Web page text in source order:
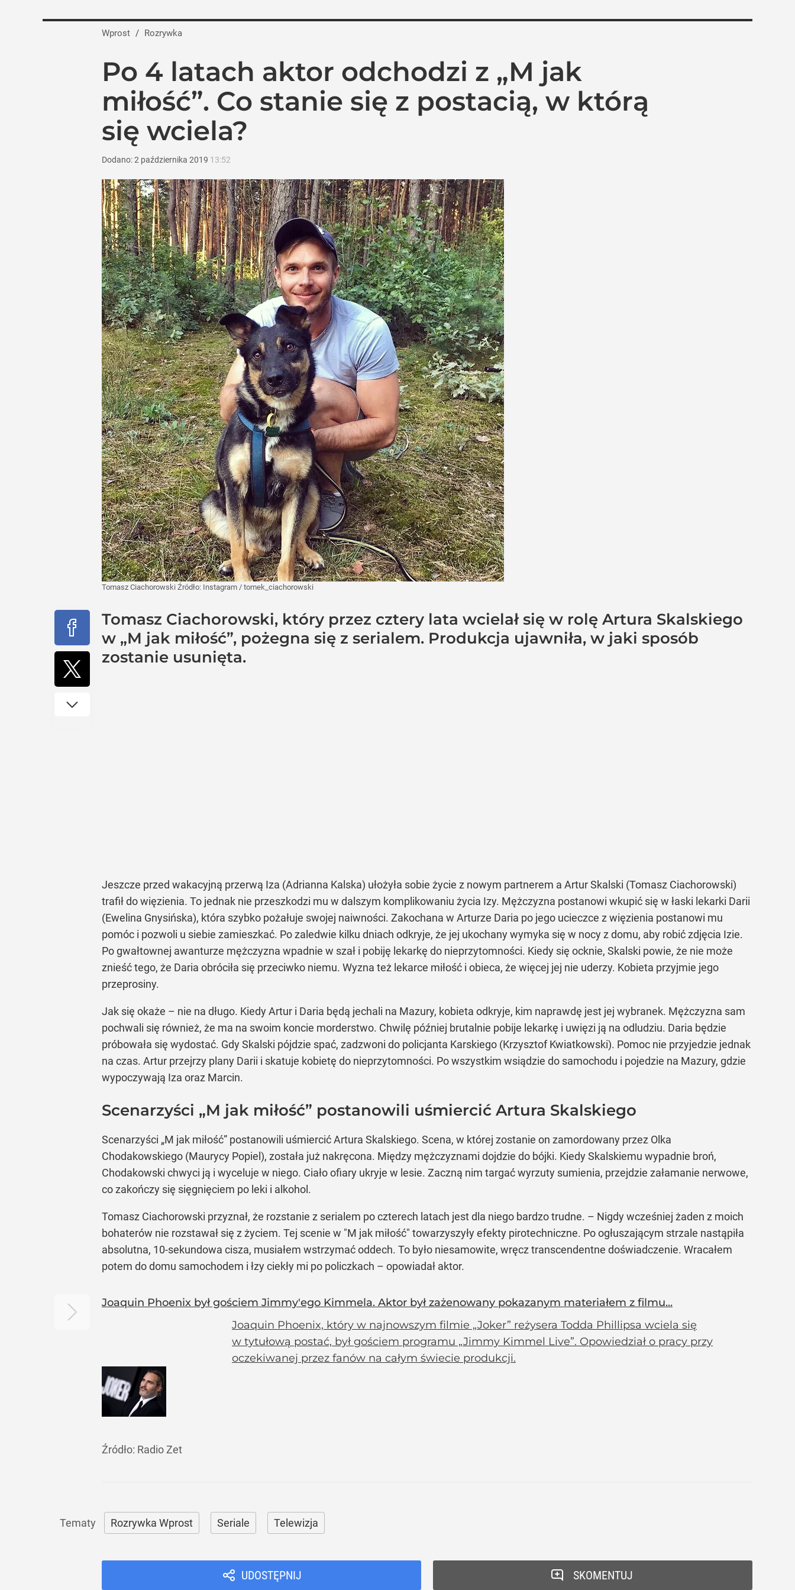
Wprost / Rozrywka
Po 4 latach aktor odchodzi z „M jak
miłość”. Co stanie się z postacią, w którą
się wciela?
Dodano:2 października 2019 13:52
Tomasz Ciachorowski Źródło: Instagram / tomek_ciachorowski
Tomasz Ciachorowski, który przez cztery lata wcielał się w rolę Artura Skalskiego
w „M jak miłość”, pożegna się z serialem. Produkcja ujawniła, w jaki sposób
zostanie usunięta.
Jeszcze przed wakacyjną przerwą Iza (Adrianna Kalska) ułożyła sobie życie z nowym partnerem a Artur Skalski (Tomasz Ciachorowski)
trafił do więzienia. To jednak nie przeszkodzi mu w dalszym komplikowaniu życia Izy. Mężczyzna postanowi wkupić się w łaski lekarki Darii
(Ewelina Gnysińska), która szybko pożałuje swojej naiwności. Zakochana w Arturze Daria po jego ucieczce z więzienia postanowi mu
pomóc i pozwoli u siebie zamieszkać. Po zaledwie kilku dniach odkryje, że jej ukochany wymyka się w nocy z domu, aby robić zdjęcia Izie.
Po gwałtownej awanturze mężczyzna wpadnie w szał i pobiję lekarkę do nieprzytomności. Kiedy się ocknie, Skalski powie, że nie może
znieść tego, że Daria obróciła się przeciwko niemu. Wyzna też lekarce miłość i obieca, że więcej jej nie uderzy. Kobieta przyjmie jego
przeprosiny.
Jak się okaże – nie na długo. Kiedy Artur i Daria będą jechali na Mazury, kobieta odkryje, kim naprawdę jest jej wybranek. Mężczyzna sam
pochwali się również, że ma na swoim koncie morderstwo. Chwilę później brutalnie pobije lekarkę i uwięzi ją na odludziu. Daria będzie
próbowała się wydostać. Gdy Skalski pójdzie spać, zadzwoni do policjanta Karskiego (Krzysztof Kwiatkowski). Pomoc nie przyjedzie jednak
na czas. Artur przejrzy plany Darii i skatuje kobietę do nieprzytomności. Po wszystkim wsiądzie do samochodu i pojedzie na Mazury, gdzie
wypoczywają Iza oraz Marcin.
Scenarzyści „M jak miłość” postanowili uśmiercić Artura Skalskiego
Scenarzyści „M jak miłość” postanowili uśmiercić Artura Skalskiego. Scena, w której zostanie on zamordowany przez Olka
Chodakowskiego (Maurycy Popiel), została już nakręcona. Między mężczyznami dojdzie do bójki. Kiedy Skalskiemu wypadnie broń,
Chodakowski chwyci ją i wyceluje w niego. Ciało ofiary ukryje w lesie. Zaczną nim targać wyrzuty sumienia, przejdzie załamanie nerwowe,
co zakończy się sięgnięciem po leki i alkohol.
Tomasz Ciachorowski przyznał, że rozstanie z serialem po czterech latach jest dla niego bardzo trudne. – Nigdy wcześniej żaden z moich
bohaterów nie rozstawał się z życiem. Tej scenie w "M jak miłość" towarzyszyły efekty pirotechniczne. Po ogłuszającym strzale nastąpiła
absolutna, 10-sekundowa cisza, musiałem wstrzymać oddech. To było niesamowite, wręcz transcendentne doświadczenie. Wracałem
potem do domu samochodem i łzy ciekły mi po policzkach – opowiadał aktor.
Joaquin Phoenix był gościem Jimmy'ego Kimmela. Aktor był zażenowany pokazanym materiałem z filmu...
Joaquin Phoenix, który w najnowszym filmie „Joker” reżysera Todda Phillipsa wciela się
w tytułową postać, był gościem programu „Jimmy Kimmel Live”. Opowiedział o pracy przy
oczekiwanej przez fanów na całym świecie produkcji.
Źródło: Radio Zet
Rozrywka Wprost Seriale Telewizja
UDOSTĘPNIJ SKOMENTUJ